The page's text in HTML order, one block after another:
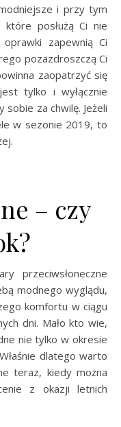
i przy tym
które posłużą Ci nie
zapewnią Ci
pozazdroszczą Ci
zaopatrzyć się
tylko i wyłącznie
za chwilę. Jeżeli
w sezonie 2019, to
– czy
przeciwsłoneczne
modnego wyglądu,
komfortu w ciągu
dni. Mało kto wie,
nie tylko w okresie
dlatego warto
teraz, kiedy można
z okazji letnich